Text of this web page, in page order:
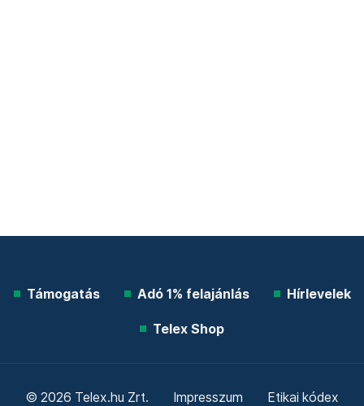
Támogatás Adó 1% felajánlás Hírlevelek
Telex Shop
© 2026 Telex.hu Zrt. Impresszum Etikai kódex